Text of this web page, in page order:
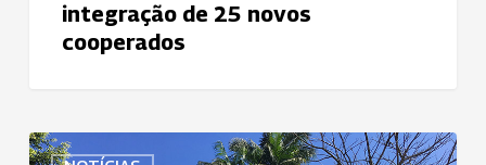
integração de 25 novos
cooperados
Uniodonto